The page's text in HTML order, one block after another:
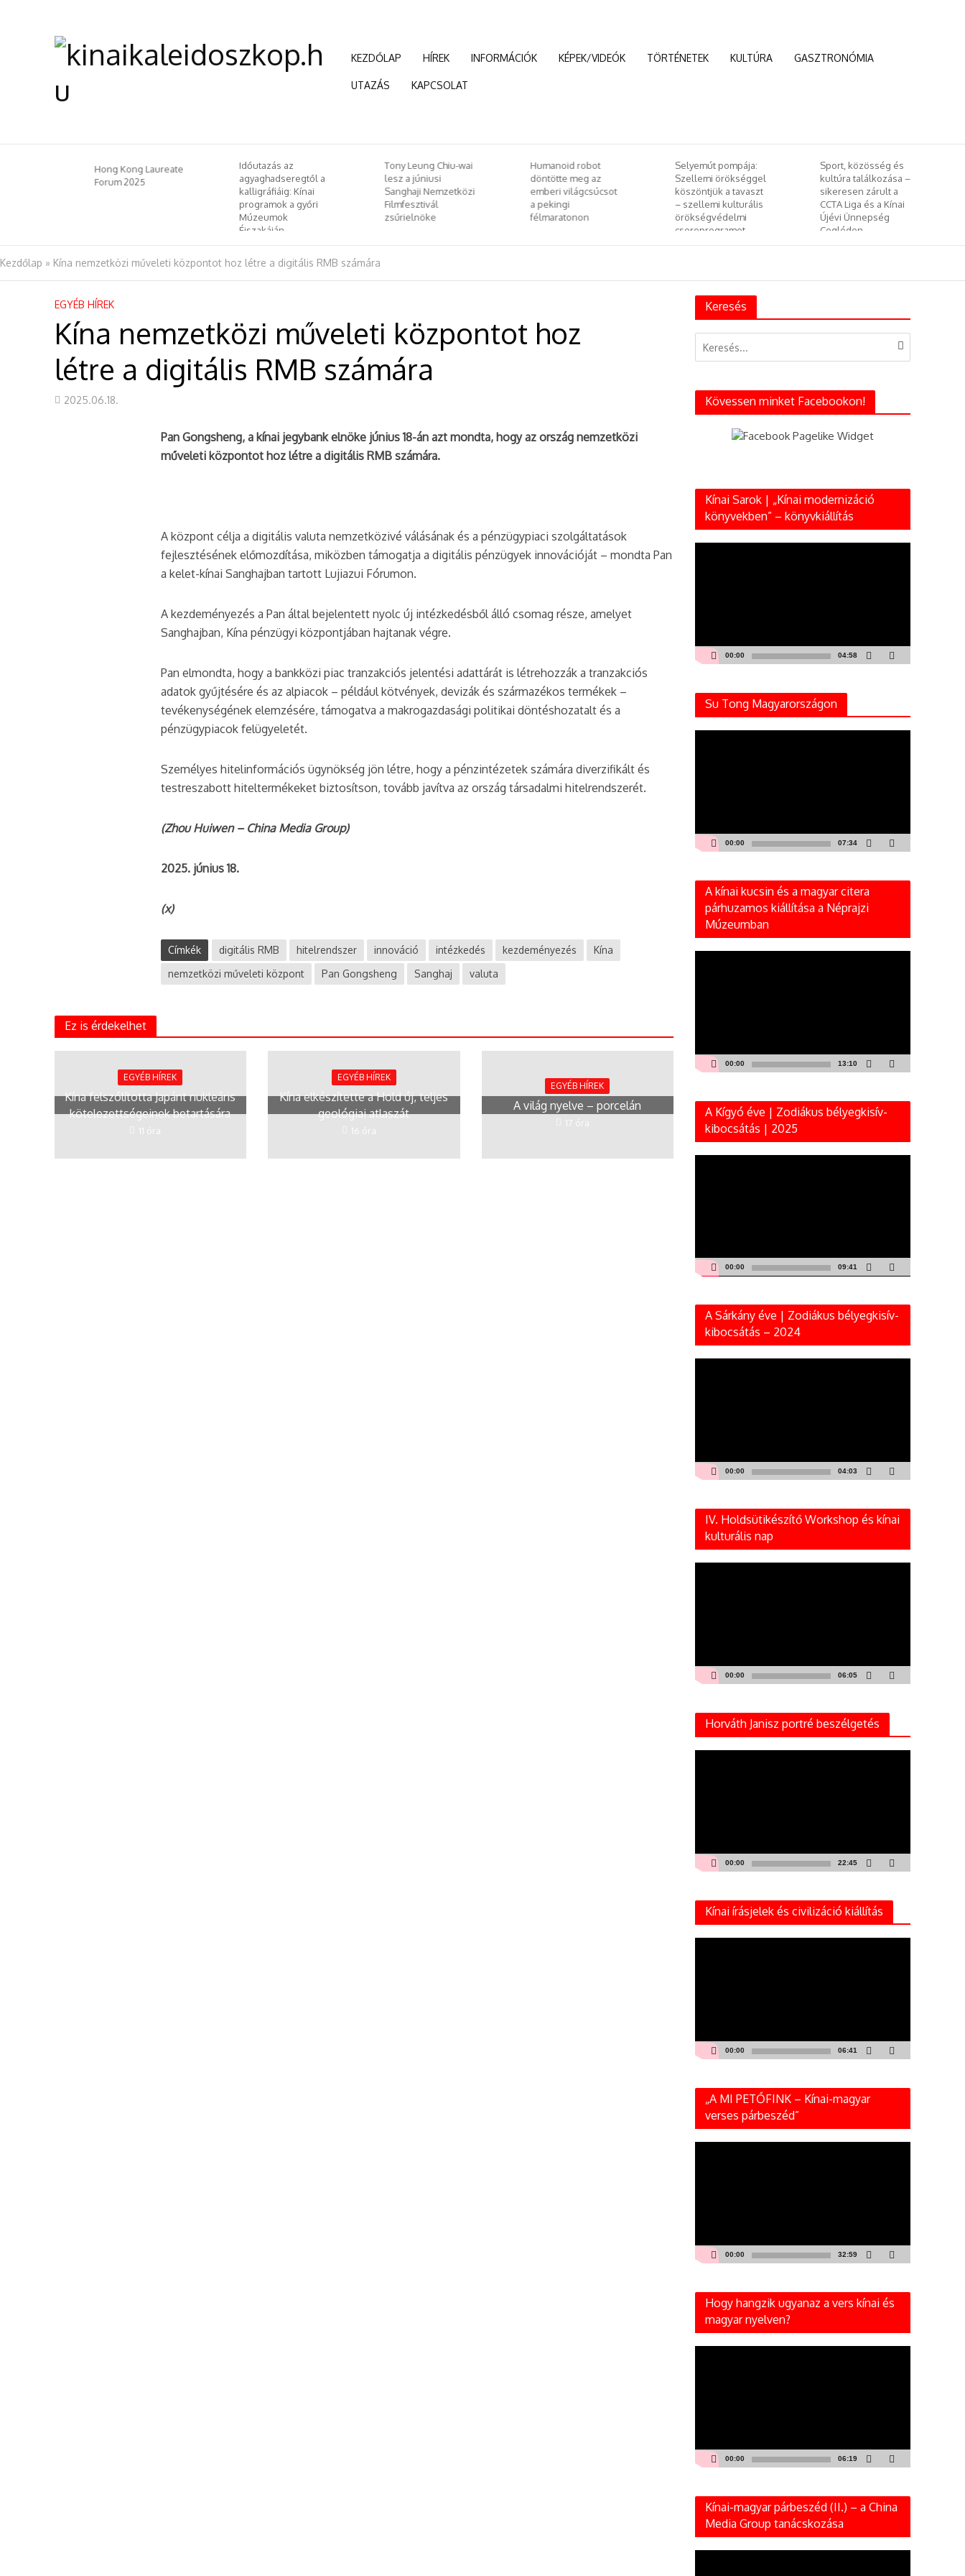
KEZDŐLAP HÍREK INFORMÁCIÓK KÉPEK/VIDEÓK TÖRTÉNETEK KULTÚRA GASZTRONÓMIA
UTAZÁS KAPCSOLAT
Hong Kong Laureate
Forum 2025
Időutazás az
agyaghadseregtől a
kalligráfiáig: Kínai
programok a győri
Múzeumok
Éjszakáján
Tony Leung Chiu-wai
lesz a júniusi
Sanghaji Nemzetközi
Filmfesztivál
zsűrielnöke
Humanoid robot
döntötte meg az
emberi világcsúcsot
a pekingi
félmaratonon
Selyemút pompája:
Szellemi örökséggel
köszöntjük a tavaszt
– szellemi kulturális
örökségvédelmi
csereprogramot
Sport, közösség és
kultúra találkozása –
sikeresen zárult a
CCTA Liga és a Kínai
Újévi Ünnepség
Cegléden
Kezdőlap » Kína nemzetközi műveleti központot hoz létre a digitális RMB számára
EGYÉB HÍREK
Kína nemzetközi műveleti központot hoz
létre a digitális RMB számára
2025.06.18.
Pan Gongsheng, a kínai jegybank elnöke június 18-án azt mondta, hogy az ország nemzetközi
műveleti központot hoz létre a digitális RMB számára.
A központ célja a digitális valuta nemzetközivé válásának és a pénzügypiaci szolgáltatások
fejlesztésének előmozdítása, miközben támogatja a digitális pénzügyek innovációját – mondta Pan
a kelet-kínai Sanghajban tartott Lujiazui Fórumon.
A kezdeményezés a Pan által bejelentett nyolc új intézkedésből álló csomag része, amelyet
Sanghajban, Kína pénzügyi központjában hajtanak végre.
Pan elmondta, hogy a bankközi piac tranzakciós jelentési adattárát is létrehozzák a tranzakciós
adatok gyűjtésére és az alpiacok – például kötvények, devizák és származékos termékek –
tevékenységének elemzésére, támogatva a makrogazdasági politikai döntéshozatalt és a
pénzügypiacok felügyeletét.
Személyes hitelinformációs ügynökség jön létre, hogy a pénzintézetek számára diverzifikált és
testreszabott hiteltermékeket biztosítson, tovább javítva az ország társadalmi hitelrendszerét.
(Zhou Huiwen – China Media Group)
2025. június 18.
(x)
Címkék digitális RMB hitelrendszer innováció intézkedés kezdeményezés
Kína
nemzetközi műveleti központ
Pan Gongsheng Sanghaj valuta
Ez is érdekelhet
EGYÉB HÍREK
Kína felszólította Japánt nukleáris
kötelezettségeinek betartására
11 óra
EGYÉB HÍREK
Kína elkészítette a Hold új, teljes
geológiai atlaszát
16 óra
EGYÉB HÍREK
A világ nyelve – porcelán
17 óra
Keresés
Kövessen minket Facebookon!
Kínai Sarok | „Kínai modernizáció
könyvekben” – könyvkiállítás
00:00 04:58
Su Tong Magyarországon
00:00 07:34
A kínai kucsin és a magyar citera
párhuzamos kiállítása a Néprajzi
Múzeumban
00:00 13:10
A Kígyó éve | Zodiákus bélyegkisív-
kibocsátás | 2025
00:00 09:41
A Sárkány éve | Zodiákus bélyegkisív-
kibocsátás – 2024
00:00 04:03
IV. Holdsütikészítő Workshop és kínai
kulturális nap
00:00 06:05
Horváth Janisz portré beszélgetés
00:00 22:45
Kínai írásjelek és civilizáció kiállítás
00:00 06:41
„A MI PETŐFINK – Kínai-magyar
verses párbeszéd”
00:00 32:59
Hogy hangzik ugyanaz a vers kínai és
magyar nyelven?
00:00 06:19
Kínai-magyar párbeszéd (II.) – a China
Media Group tanácskozása